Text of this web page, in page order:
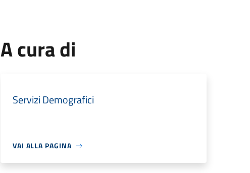
A cura di
Servizi Demografici
VAI ALLA PAGINA